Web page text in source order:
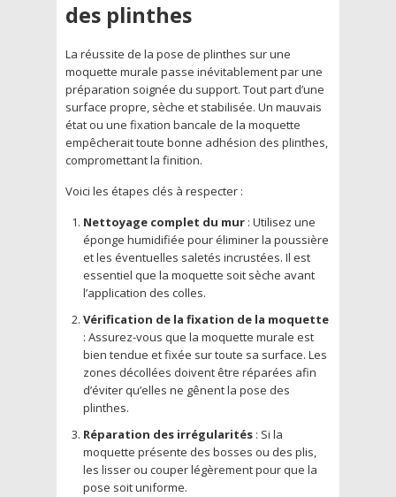
des plinthes
La réussite de la pose de plinthes sur une
moquette murale passe inévitablement par une
préparation soignée du support. Tout part d’une
surface propre, sèche et stabilisée. Un mauvais
état ou une fixation bancale de la moquette
empêcherait toute bonne adhésion des plinthes,
compromettant la finition.
Voici les étapes clés à respecter :
Nettoyage complet du mur : Utilisez une
éponge humidifiée pour éliminer la poussière
et les éventuelles saletés incrustées. Il est
essentiel que la moquette soit sèche avant
l’application des colles.
Vérification de la fixation de la moquette
: Assurez-vous que la moquette murale est
bien tendue et fixée sur toute sa surface. Les
zones décollées doivent être réparées afin
d’éviter qu’elles ne gênent la pose des
plinthes.
Réparation des irrégularités : Si la
moquette présente des bosses ou des plis,
les lisser ou couper légèrement pour que la
pose soit uniforme.